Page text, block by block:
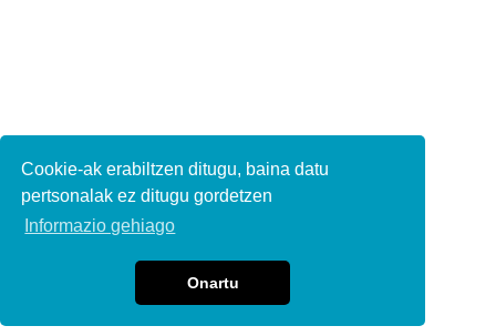
Cookie-ak erabiltzen ditugu, baina datu
pertsonalak ez ditugu gordetzen
Informazio gehiago
Onartu